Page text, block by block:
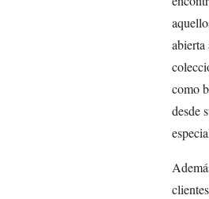
abierta
como
desde